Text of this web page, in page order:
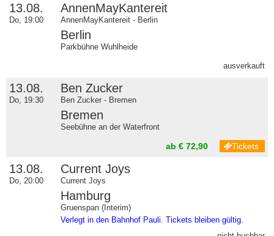
13.08.
Do, 19:00
AnnenMayKantereit
AnnenMayKantereit - Berlin
Berlin
Parkbühne Wuhlheide
ausverkauft
13.08.
Do, 19:30
Ben Zucker
Ben Zucker - Bremen
Bremen
Seebühne an der Waterfront
ab € 72,90 Tickets
13.08.
Do, 20:00
Current Joys
Current Joys
Hamburg
Gruenspan (Interim)
Verlegt in den Bahnhof Pauli. Tickets bleiben gültig.